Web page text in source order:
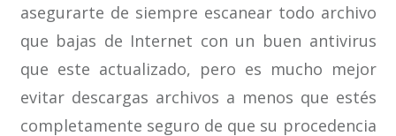
asegurarte de siempre escanear todo archivo
que bajas de Internet con un buen antivirus
que este actualizado, pero es mucho mejor
evitar descargas archivos a menos que estés
completamente seguro de que su procedencia